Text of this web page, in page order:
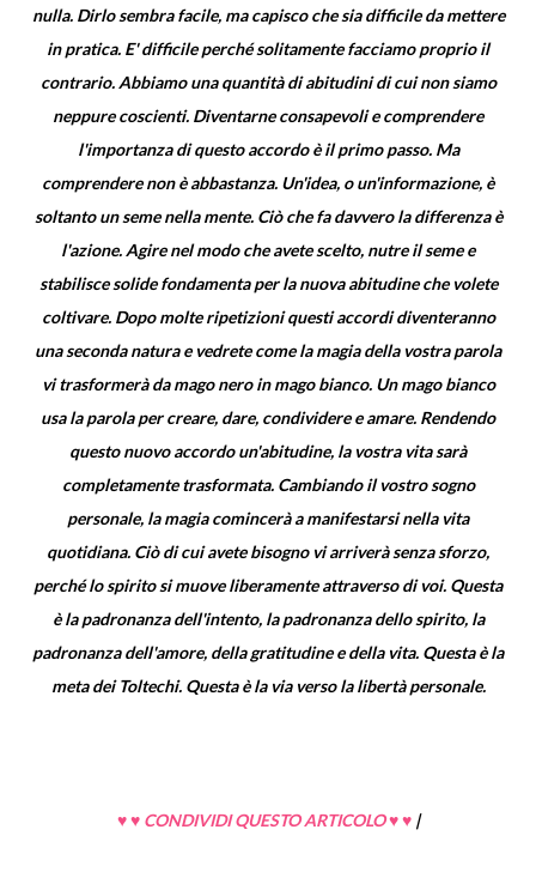
nulla. Dirlo sembra facile, ma capisco che sia difficile da mettere
in pratica. E' difficile perché solitamente facciamo proprio il
contrario. Abbiamo una quantità di abitudini di cui non siamo
neppure coscienti. Diventarne consapevoli e comprendere
l'importanza di questo accordo è il primo passo. Ma
comprendere non è abbastanza. Un'idea, o un'informazione, è
soltanto un seme nella mente. Ciò che fa davvero la differenza è
l'azione. Agire nel modo che avete scelto, nutre il seme e
stabilisce solide fondamenta per la nuova abitudine che volete
coltivare. Dopo molte ripetizioni questi accordi diventeranno
una seconda natura e vedrete come la magia della vostra parola
vi trasformerà da mago nero in mago bianco. Un mago bianco
usa la parola per creare, dare, condividere e amare. Rendendo
questo nuovo accordo un'abitudine, la vostra vita sarà
completamente trasformata. Cambiando il vostro sogno
personale, la magia comincerà a manifestarsi nella vita
quotidiana. Ciò di cui avete bisogno vi arriverà senza sforzo,
perché lo spirito si muove liberamente attraverso di voi. Questa
è la padronanza dell'intento, la padronanza dello spirito, la
padronanza dell'amore, della gratitudine e della vita. Questa è la
meta dei Toltechi. Questa è la via verso la libertà personale.
♥ ♥ CONDIVIDI QUESTO ARTICOLO ♥ ♥ |